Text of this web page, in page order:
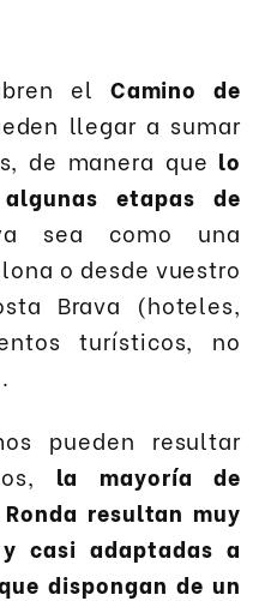
el Camino de
llegar a sumar
de manera que lo
etapas de
sea como una
o desde vuestro
Brava (hoteles,
turísticos, no
pueden resultar
la mayoría de
resultan muy
casi adaptadas a
dispongan de un